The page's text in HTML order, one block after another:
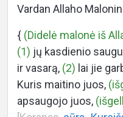
Languages
Vardan Allaho
{ (Didelė malonė iš
(1) jų kasdienio
ir vasarą, (2) lai jie
Kuris maitino juos,
apsaugojo juos,